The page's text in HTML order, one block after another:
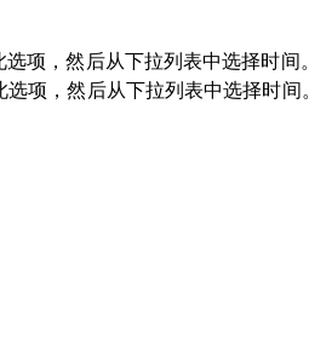
项，然后从下拉列表中选择时间。
项，然后从下拉列表中选择时间。